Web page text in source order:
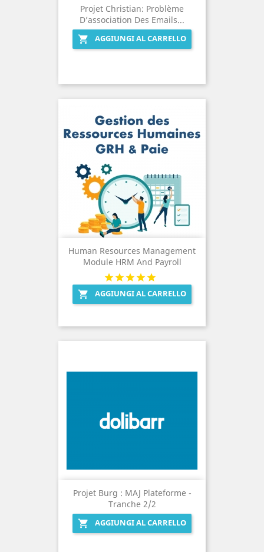
Projet Christian: Problème
D’association Des Emails...

AGGIUNGI AL CARRELLO
Human Resources Management
Module HRM And Payroll
 AGGIUNGI AL CARRELLO
Projet Burg : MAJ Plateforme -
Tranche 2/2

AGGIUNGI AL CARRELLO